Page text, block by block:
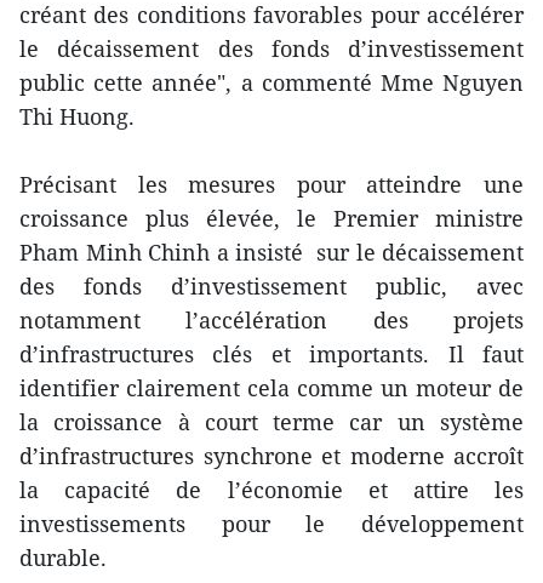
créant des conditions favorables pour accélérer
le décaissement des fonds d’investissement
public cette année", a commenté Mme Nguyen
Thi Huong.
Précisant les mesures pour atteindre une
croissance plus élevée, le Premier ministre
Pham Minh Chinh a insisté sur le décaissement
des fonds d’investissement public, avec
notamment l’accélération des projets
d’infrastructures clés et importants. Il faut
identifier clairement cela comme un moteur de
la croissance à court terme car un système
d’infrastructures synchrone et moderne accroît
la capacité de l’économie et attire les
investissements pour le développement
durable.